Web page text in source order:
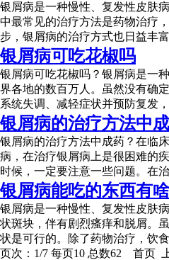
银屑病是一种慢性、复发性皮肤
中最常见的治疗方法是药物治疗
步，银屑病的治疗方式也日益丰
银屑病可吃花椒吗
银屑病可吃花椒吗？银屑病是一
界各地的数百万人。虽然没有确
系统失调、减轻症状并预防复发
银屑病的治疗方法中
银屑病的治疗方法中成药？在临
病，在治疗银屑病上是很困难的
时候，一定要注意一些问题。在
银屑病能吃的东西有啥
银屑病是一种慢性、复发性皮肤
状斑块，伴有剧烈瘙痒和脱屑。
状是可行的。除了药物治疗，饮
页次：1/7 每页10 总数62 首页